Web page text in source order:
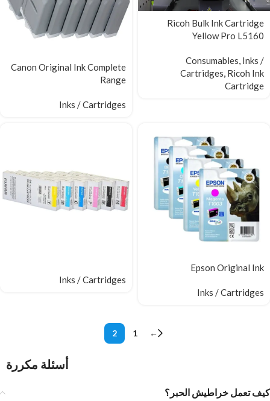
Ricoh Bulk Ink Cartridge
Yellow Pro L5160
Consumables, Inks /
Cartridges, Ricoh Ink
Cartridge
Canon Original Ink Complete
Range
Inks / Cartridges
Epson Original Ink
Inks / Cartridges
Inks / Cartridges
←
1
2
أسئلة مكررة
كيف تعمل خراطيش الحبر؟